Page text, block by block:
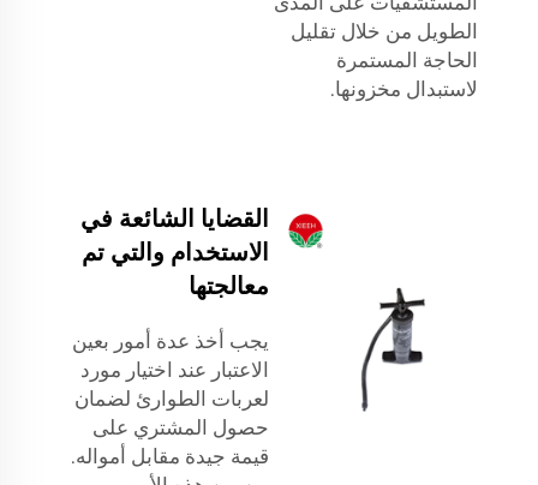
الطويل من خلال تقليل
الحاجة المستمرة
لاستبدال مخزونها.
القضايا الشائعة في
الاستخدام والتي تم
معالجتها
يجب أخذ عدة أمور بعين
الاعتبار عند اختيار مورد
لعربات الطوارئ لضمان
حصول المشتري على
قيمة جيدة مقابل أمواله.